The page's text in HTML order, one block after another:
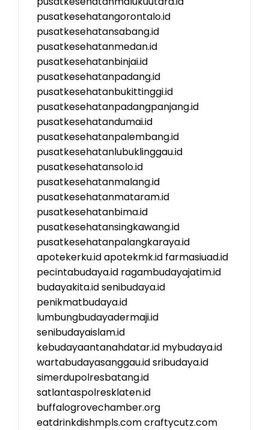
pusatkesehatangorontalo.id
pusatkesehatansabang.id
pusatkesehatanmedan.id
pusatkesehatanbinjai.id
pusatkesehatanpadang.id
pusatkesehatanbukittinggi.id
pusatkesehatanpadangpanjang.id
pusatkesehatandumai.id
pusatkesehatanpalembang.id
pusatkesehatanlubuklinggau.id
pusatkesehatansolo.id
pusatkesehatanmalang.id
pusatkesehatanmataram.id
pusatkesehatanbima.id
pusatkesehatansingkawang.id
pusatkesehatanpalangkaraya.id
apotekerku.idapotekmk.id farmasiuad.id
pecintabudaya.id ragambudayajatim.id
budayakita.idsenibudaya.id
penikmatbudaya.id
lumbungbudayadermaji.id
senibudayaislam.id
kebudayaantanahdatar.id mybudaya.id
wartabudayasanggau.idsribudaya.id
simerdupolresbatang.id
satlantaspolresklaten.id
buffalogrovechamber.org
eatdrinkdishmpls.comcraftycutz.com